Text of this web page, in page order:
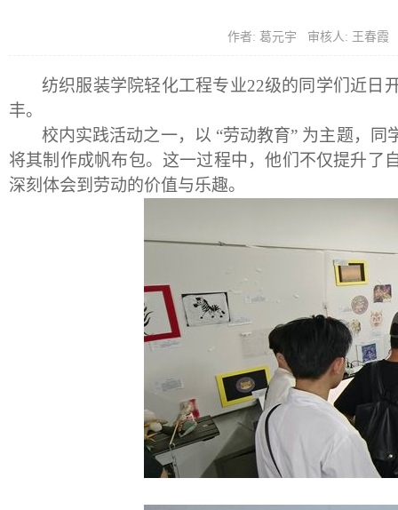
作者: 葛元宇 审核人: 王春
纺织服装学院轻化工程专业22级的同学们近日
丰。
校内实践活动之一，以 “劳动教育” 为主题，同
将其制作成帆布包。这一过程中，他们不仅提升了
深刻体会到劳动的价值与乐趣。